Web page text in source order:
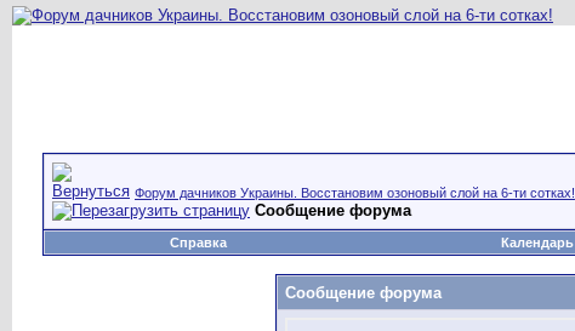
Форум дачников Украины. Восстановим озоновый слой на 6-ти сотках!
Сообщение форума
Справка Календарь
Сообщение форума